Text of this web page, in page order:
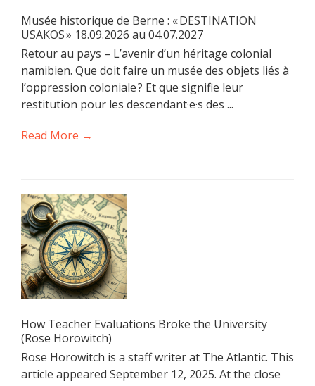
Musée historique de Berne : « DESTINATION
USAKOS » 18.09.2026 au 04.07.2027
Retour au pays – L’avenir d’un héritage colonial
namibien. Que doit faire un musée des objets liés à
l’oppression coloniale ? Et que signifie leur
restitution pour les descendant·e·s des ...
Read More →
How Teacher Evaluations Broke the University
(Rose Horowitch)
Rose Horowitch is a staff writer at The Atlantic. This
article appeared September 12, 2025. At the close